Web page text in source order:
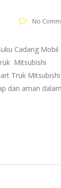
No
Cadang Mobil
Mitsubishi
Truk Mitsubishi
dan aman dalam